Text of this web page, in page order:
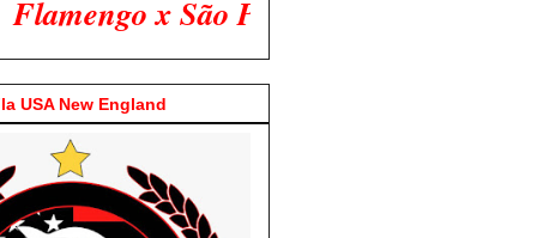
Paulo. Venha Participar Conosco!
USA New England